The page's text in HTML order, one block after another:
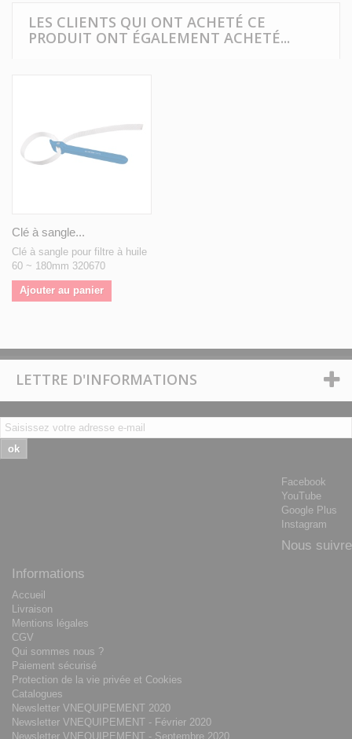
LES CLIENTS QUI ONT ACHETÉ CE
PRODUIT ONT ÉGALEMENT ACHETÉ...
Clé à sangle...
Clé à sangle pour filtre à huile
60 ~ 180mm 320670
Ajouter au panier
LETTRE D'INFORMATIONS
ok
Facebook
YouTube
Google Plus
Instagram
Nous suivre
Informations
Accueil
Livraison
Mentions légales
CGV
Qui sommes nous ?
Paiement sécurisé
Protection de la vie privée et Cookies
Catalogues
Newsletter VNEQUIPEMENT 2020
Newsletter VNEQUIPEMENT - Février 2020
Newsletter VNEQUIPEMENT - Septembre 2020